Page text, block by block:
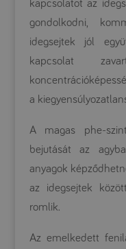
kapcsolatot az
gondolkodni,
idegsejtek jól
kapcsolat
a
A magas phe-
bejutását az
anyagok
az idegsejtek
romlik.
Az emelkedett